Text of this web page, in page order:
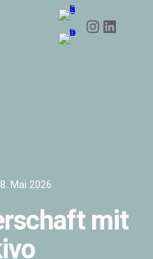
Instagram LinkedIn
Mai 2026
mit